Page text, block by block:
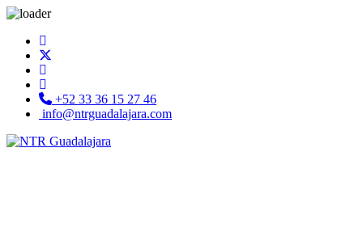
+52 33 36 15 27 46
info@ntrguadalajara.com